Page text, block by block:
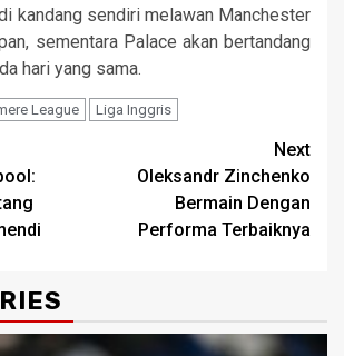
kandang sendiri melawan Manchester
sementara Palace akan bertandang
hari yang sama.
League Liga Inggris
Next
Oleksandr Zinchenko
Bermain Dengan
Performa Terbaiknya